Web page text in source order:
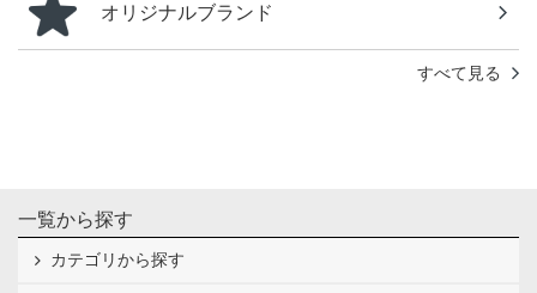
オリジナルブランド
すべて見る
一覧から探す
カテゴリから探す